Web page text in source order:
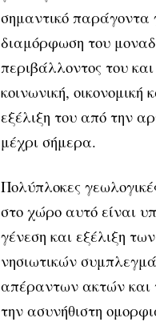
σημαντικό παράγοντα
διαμόρφωση του
περιβάλλοντος του
κοινωνική, οικονομική
εξέλιξη του από την
μέχρι σήμερα.
Πολύπλοκες
στο χώρο αυτό είναι
γένεση και εξέλιξη
νησιωτικών
απέραντων ακτών και
την ασυνήθιστη